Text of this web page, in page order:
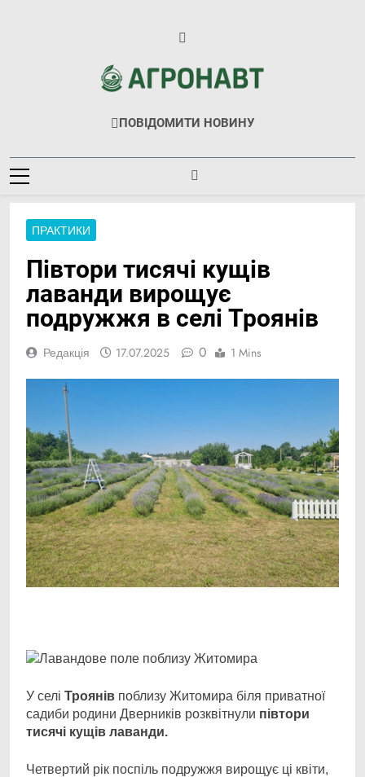
Агронавт
Новини Українського Агробізнесу
ПОВІДОМИТИ НОВИНУ
ПРАКТИКИ
Півтори тисячі кущів
лаванди вирощує
подружжя в селі Троянів
Редакція 17.07.2025 0 1 Mins
Link
У селі Троянів поблизу Житомира біля приватної
садиби родини Дверників розквітнули півтори
тисячі кущів лаванди.
Четвертий рік поспіль подружжя вирощує ці квіти,